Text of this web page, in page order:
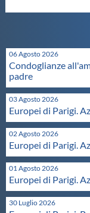
Scuole Nuoto
Propaganda
Centri Federali
Area Legislativa
06 Agosto 2026
Condoglianze
padre
03 Agosto 2026
Europei di Parigi.
02 Agosto 2026
Europei di Parigi.
01 Agosto 2026
Europei di Parigi.
30 Luglio 2026